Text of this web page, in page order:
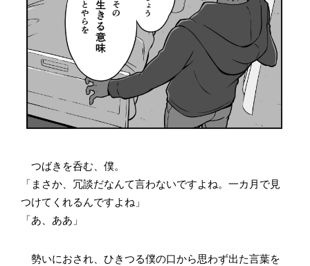
つばきを呑む、僕。
「まさか、冗談だなんて言わないですよね。一カ月で見
つけてくれるんですよね」
「あ、ああ」
勢いにおされ、ひきつる僕の口から思わず出た言葉を